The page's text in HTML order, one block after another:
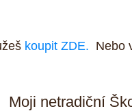
koupit ZDE.
Nebo
Moji netradiční